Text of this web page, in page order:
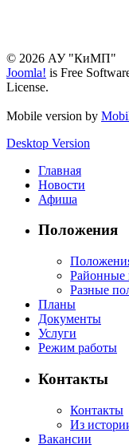
© 2026 АУ "КиМП"
Joomla! is Free
License.
Mobile version by
Desktop Version
Главная
Новости
Афиша
Положения
Районные
Разные
Планы
Документы
Услуги
Режим работы
Контакты
Контакты
Из
Вакансии